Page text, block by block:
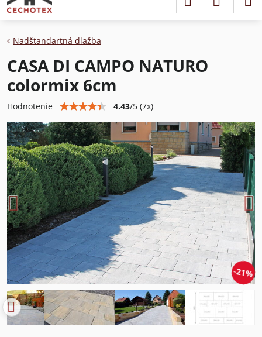
21%
Nadštandartná dlažba
CASA DI CAMPO NATURO
colormix 6cm
Hodnotenie 4.43/5 (7x)